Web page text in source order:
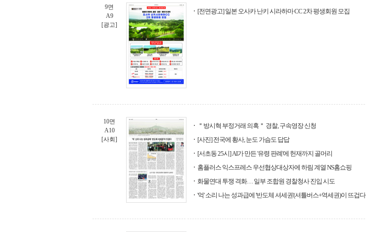
9면
A9
[광고]
[전면광고] 일본 오사카 난키 시라하마 CC 2차 평생회원 모집
10면
A10
[사회]
＂방시혁 부정거래 의혹＂ 경찰, 구속영장 신청
[사진] 전국에 황사, 눈도 가슴도 답답
[서초동 25시] AI가 만든 '유령 판례'에 헌재까지 골머리
홈플러스 익스프레스 우선협상대상자에 하림 계열 NS홈쇼핑
화물연대 투쟁 격화… 일부 조합원 경찰청사 진입 시도
'억' 소리 나는 성과급에 '반도체 셔세권'(셔틀버스+역세권)이 뜨겁다